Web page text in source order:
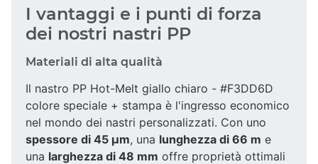
I vantaggi e i punti di forza
dei nostri nastri PP
Materiali di alta qualità
Il nastro PP Hot-Melt giallo chiaro - #F3DD6D
colore speciale + stampa è l'ingresso economico
nel mondo dei nastri personalizzati. Con uno
spessore di 45 µm, una lunghezza di 66 m e
una larghezza di 48 mm offre proprietà ottimali